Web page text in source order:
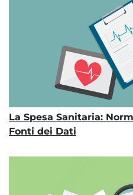
La Spesa Sanitaria:
Fonti dei Dati